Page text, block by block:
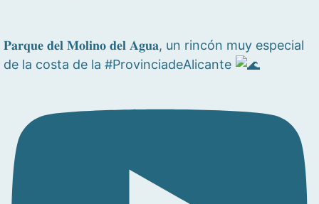
𝐏𝐚𝐫𝐪𝐮𝐞 𝐝𝐞𝐥 𝐌𝐨𝐥𝐢𝐧𝐨 𝐝𝐞𝐥 𝐀𝐠𝐮𝐚, un rincón muy especial
de la costa de la #ProvinciadeAlicante